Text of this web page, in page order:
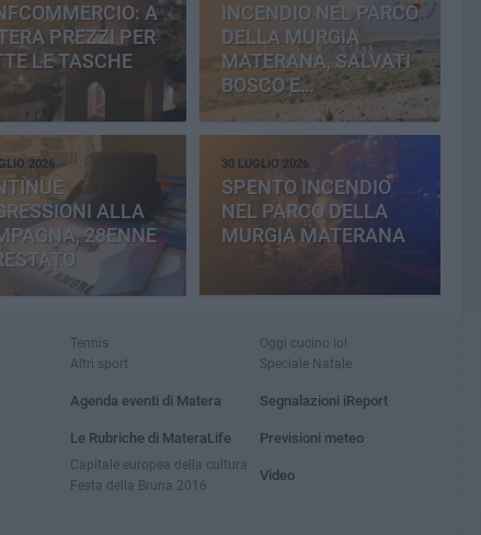
A
PREZZI PER
LE TASCHE
INCENDIO NEL PARCO
DELLA MURGIA
MATERANA, SALVATI
BOSCO E
CEMENTERIA
2026
ALLA
28ENNE
30 LUGLIO 2026
SPENTO INCENDIO
NEL PARCO DELLA
MURGIA MATERANA
Tennis
Altri sport
Agenda eventi di Matera
Le Rubriche di MateraLife
Capitale europea della cultura
Festa della Bruna 2016
Oggi cucino io!
Speciale Natale
Segnalazioni iReport
Previsioni meteo
Video